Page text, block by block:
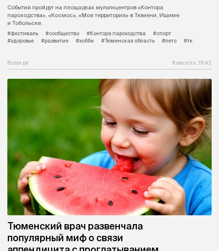
События пройдут на площадках мультицентров «Контора
пароходства», «Космос», «Моя территория» в Тюмени, Ишиме
и Тобольске.
#фестиваль
#сообщество #Контора пароходства
#спорт
#здоровье
#развитие #хобби #Тюменская область #лето #тк
Вслух.ру 8 августа, 18:42
Тюменский врач развенчала
популярный миф о связи